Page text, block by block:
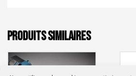
PRODUITS SIMILAIRES